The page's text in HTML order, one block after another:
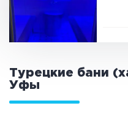
СПА
Гидромассаж
Общие
Турецкие бани
Уфы